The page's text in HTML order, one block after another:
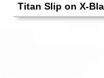
Titan Slip on X-